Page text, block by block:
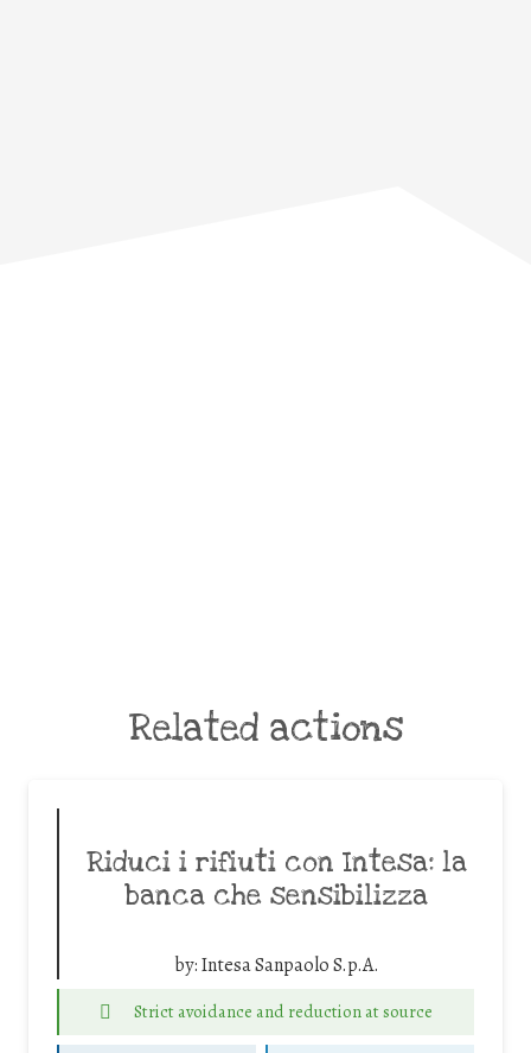
Related actions
Riduci i rifiuti con Intesa: la
banca che sensibilizza
by:Intesa Sanpaolo S.p.A.
Strict avoidance and reduction at source